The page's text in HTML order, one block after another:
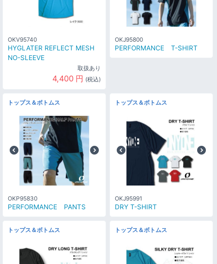
OKV95740
HYGLATER REFLECT MESH
NO-SLEEVE
取扱あり
4,400 円 (税込)
OKJ95800
PERFORMANCE T-SHIRT
トップス＆ボトムス
OKP95830
PERFORMANCE PANTS
トップス＆ボトムス
OKJ95991
DRY T-SHIRT
トップス＆ボトムス トップス＆ボトムス